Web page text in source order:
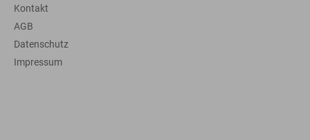
Kontakt
AGB
Datenschutz
Impressum